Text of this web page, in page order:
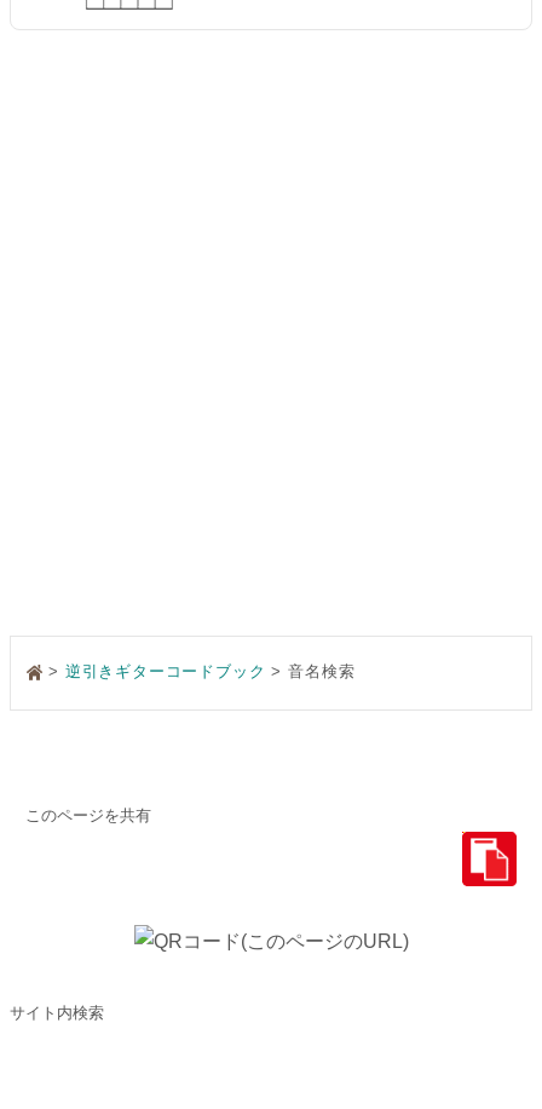
> 逆引きギターコードブック 音名検索
このページを共有
サイト内検索